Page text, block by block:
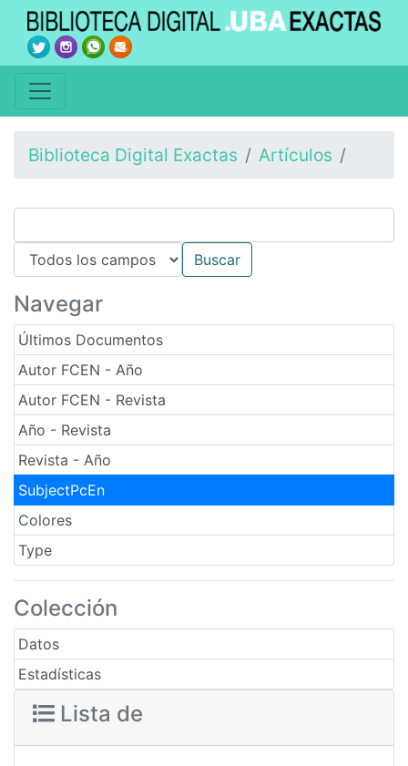
Biblioteca Digital Exactas Artículos
Navegar
Últimos Documentos
Autor FCEN - Año
Autor FCEN - Revista
Año - Revista
Revista - Año
SubjectPcEn
Colores
Type
Colección
Datos
Estadísticas
Lista de